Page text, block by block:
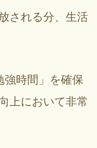
される分、生活
強時間」を確保
上において非常